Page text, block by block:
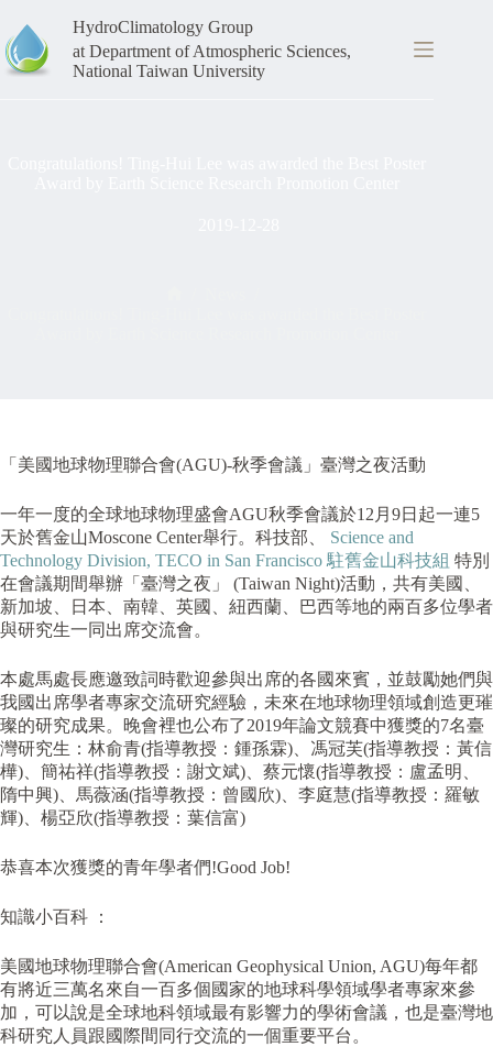
content
HydroClimatology Group
at Department of Atmospheric Sciences,
National Taiwan University
「美國地球物理聯合會(AGU)-秋季會議」臺灣之夜活動
一年一度的全球地球物理盛會AGU秋季會議於12月9日起一連5
天於舊金山Moscone Center舉行。科技部、 Science and
Technology Division, TECO in San Francisco 駐舊金山科技組 特別
在會議期間舉辦「臺灣之夜」 (Taiwan Night)活動，共有美國、
新加坡、日本、南韓、英國、紐西蘭、巴西等地的兩百多位學者
與研究生一同出席交流會。
本處馬處長應邀致詞時歡迎參與出席的各國來賓，並鼓勵她們與
我國出席學者專家交流研究經驗，未來在地球物理領域創造更璀
璨的研究成果。晚會裡也公布了2019年論文競賽中獲獎的7名臺
灣研究生：林俞青(指導教授：鍾孫霖)、馮冠芙(指導教授：黃信
樺)、簡祐祥(指導教授：謝文斌)、蔡元懷(指導教授：盧孟明、
隋中興)、馬薇涵(指導教授：曾國欣)、李庭慧(指導教授：羅敏
輝)、楊亞欣(指導教授：葉信富)
恭喜本次獲獎的青年學者們!Good Job!
知識小百科 ：
美國地球物理聯合會(American Geophysical Union, AGU)每年都
有將近三萬名來自一百多個國家的地球科學領域學者專家來參
加，可以說是全球地科領域最有影響力的學術會議，也是臺灣地
科研究人員跟國際間同行交流的一個重要平台。